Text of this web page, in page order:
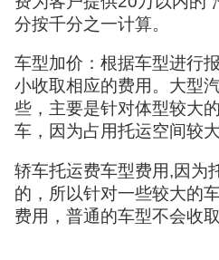
分按千分之一计算。
车型加价：根据车型进行
小收取相应的费用。大型
些，主要是针对体型较大
车，因为占用托运空间较
轿车托运费车型费用,因为
的，所以针对一些较大的
费用，普通的车型不会收取